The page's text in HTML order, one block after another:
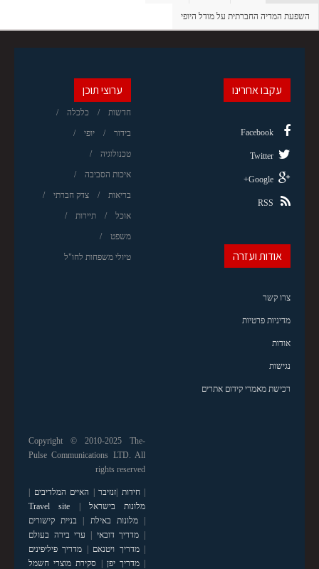
השפעת המדיה החברתית על מודל היופי
ערוצי תוכן
חדשות כלכלה
בידור יופי
טכנולוגיה
איכות הסביבה
בריאות צדק חברתי
אוכל תיירות
משפט
טיולי משפחות לחו"ל
עקבו אחרינו
Facebook
Twitter
Google+
RSS
אודות ועזרה
צרו קשר
מדיניות פרטיות
אודות
נגישות
רכישת מאמרי קידום אתרים
Copyright © 2010-2025 The-
Pulse Communications LTD. All
rights reserved
|חידות |זנזיבר | האיים המלדיבים |
מלונות בישראל |
Travel site
|מלונות באילת | בניית קישורים
| מדריך דובאי | ערי בירה בעולם
|מדריך ויטנאם | מדריך פיליפינים
|מדריך יפן | סקירת מוצרי חשמל